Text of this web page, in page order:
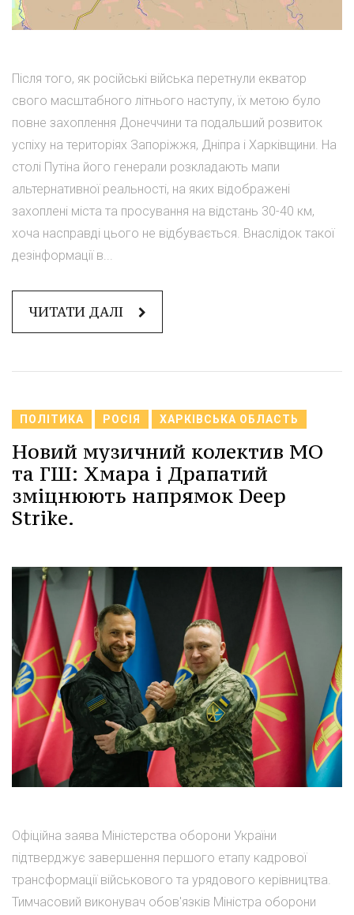
Після того, як російські війська перетнули екватор
свого масштабного літнього наступу, їх метою було
повне захоплення Донеччини та подальший розвиток
успіху на територіях Запоріжжя, Дніпра і Харківщини. На
столі Путіна його генерали розкладають мапи
альтернативної реальності, на яких відображені
захоплені міста та просування на відстань 30-40 км,
хоча насправді цього не відбувається. Внаслідок такої
дезінформації в...
ЧИТАТИ ДАЛІ
ПОЛІТИКА РОСІЯ ХАРКІВСЬКА ОБЛАСТЬ
Новий музичний колектив МО
та ГШ: Хмара і Драпатий
зміцнюють напрямок Deep
Strike.
Офіційна заява Міністерства оборони України
підтверджує завершення першого етапу кадрової
трансформації військового та урядового керівництва.
Тимчасовий виконувач обов'язків Міністра оборони